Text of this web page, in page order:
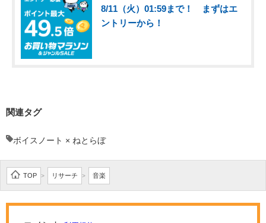
8/11（火）01:59まで！ まずはエ
ントリーから！
関連タグ
ボイスノート × ねとらぼ
TOP > リサーチ > 音楽